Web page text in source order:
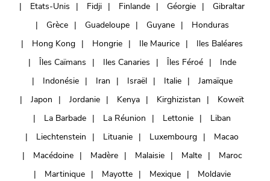
Etats-Unis
Fidji Finlande Géorgie
Gibraltar
Grèce
Guadeloupe Guyane
Honduras
Hong Kong
Hongrie Ile Maurice
Iles Baléares
Îles Caïmans
Iles Canaries Îles Féroé
Inde
Indonésie
Iran Israël Italie
Jamaïque
Japon
Jordanie Kenya Kirghizistan
Koweït
La Barbade
La Réunion Lettonie
Liban
Liechtenstein
Lituanie Luxembourg
Macao
Macédoine
Madère Malaisie Malte
Maroc
Martinique
Mayotte Mexique
Moldavie